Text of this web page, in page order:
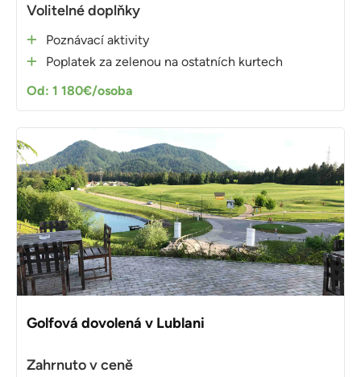
Volitelné doplňky
Poznávací aktivity
Poplatek za zelenou na ostatních kurtech
Od: 1 180€/osoba
Golfová dovolená v Lublani
Zahrnuto v ceně